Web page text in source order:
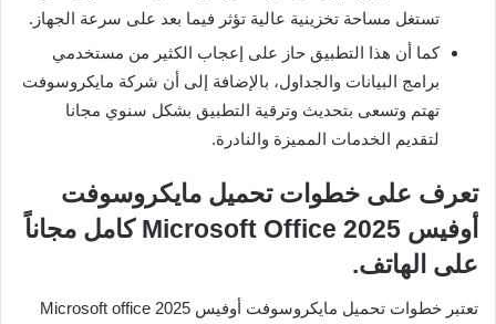
تستغل مساحة تخزينية عالية تؤثر فيما بعد على سرعة الجهاز.
كما أن هذا التطبيق حاز على إعجاب الكثير من مستخدمي
برامج البيانات والجداول، بالإضافة إلى أن شركة مايكروسوفت
تهتم وتسعى بتحديث وترقية التطبيق بشكل سنوي مجانا
لتقديم الخدمات المميزة والنادرة.
تعرف على خطوات تحميل مايكروسوفت
أوفيس 2025 Microsoft Office كامل مجاناً
على الهاتف.
تعتبر خطوات تحميل مايكروسوفت أوفيس Microsoft office 2025